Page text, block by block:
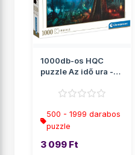
1000db-os HQC
puzzle Az idő ura -
500 - 1999 darabos
puzzle
3 099 Ft